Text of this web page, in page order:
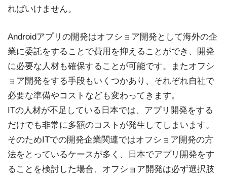
ればいけません。
Androidアプリの開発はオフショア開発として海外の企
業に委託をすることで費用を抑えることができ、開発
に必要な人材も確保することが可能です。またオフシ
ョア開発をする手段もいくつかあり、それぞれ自社で
必要な準備やコストなども変わってきます。
ITの人材が不足している日本では、アプリ開発をする
だけでも非常に多額のコストが発生してしまいます。
そのためITでの開発企業関連ではオフショア開発の方
法をとっているケースが多く、日本でアプリ開発をす
ることを検討した場合、オフショア開発は必ず選択肢